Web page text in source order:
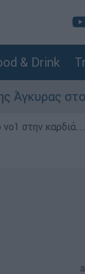
& Drink
στο
στην καρδιά...